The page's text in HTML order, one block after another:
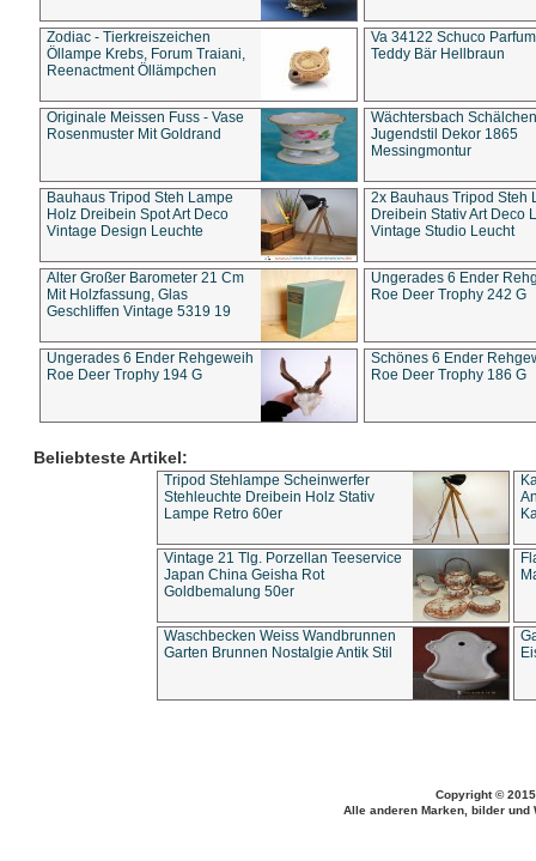
Zodiac - Tierkreiszeichen
Öllampe Krebs, Forum Traiani,
Reenactment Öllämpchen
Va 34122 Schuco
Teddy Bär Hellbraun
Originale Meissen Fuss - Vase
Rosenmuster Mit Goldrand
Wächtersbach Schälchen
Jugendstil Dekor 1865
Messingmontur
Bauhaus Tripod Steh Lampe
Holz Dreibein Spot Art Deco
Vintage Design Leuchte
2x Bauhaus Tripod Steh
Dreibein Stativ Art Deco
Vintage Studio Leucht
Alter Großer Barometer 21 Cm
Mit Holzfassung, Glas
Geschliffen Vintage 5319 19
Ungerades 6 Ender
Roe Deer Trophy 242 G
Ungerades 6 Ender Rehgeweih
Roe Deer Trophy 194 G
Schönes 6 Ender
Roe Deer Trophy 186 G
Beliebteste Artikel:
Tripod Stehlampe Scheinwerfer
Stehleuchte Dreibein Holz Stativ
Lampe Retro 60er
Vintage 21 Tlg. Porzellan Teeservice
Japan China Geisha Rot
Goldbemalung 50er
Waschbecken Weiss Wandbrunnen
Garten Brunnen Nostalgie Antik Stil
Copyright ©
Alle anderen Marken, bilder und